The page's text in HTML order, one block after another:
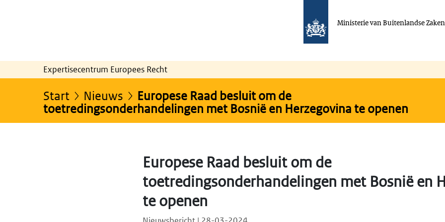
Ministerie van Buitenlandse Zaken
Expertisecentrum Europees Recht
Start Nieuws
Europese Raad besluit om de
toetredingsonderhandelingen met Bosnië en Herzegovina te openen
Europese Raad besluit om de
toetredingsonderhandelingen met Bosnië en
te openen